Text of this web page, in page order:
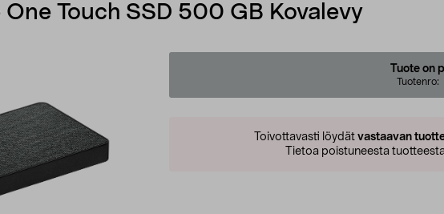
One Touch SSD 500 GB Kovalevy
Tuote on
Tuotenro:
Toivottavasti löydät vastaavan
Tietoa poistuneesta